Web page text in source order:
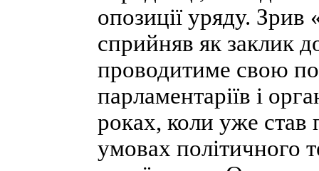
опозиції уряду. Зрив
сприйняв як заклик
проводитиме свою
парламентаріїв і
роках, коли уже
умовах політичного